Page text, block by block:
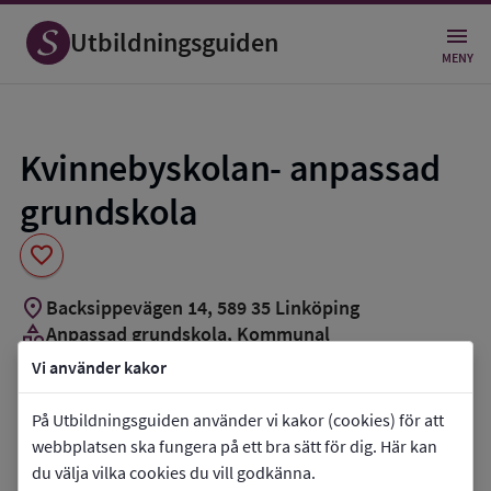
Vi använder kakor
På Utbildningsguiden använder vi kakor (cookies) för att
webbplatsen ska fungera på ett bra sätt för dig. Här kan
du välja vilka cookies du vill godkänna.
Utbildningsguiden MENY
Kvinnebyskolan- anpassad
grundskola
favorite
Spara
som
favorit
location_on Backsippevägen 14, 589 35 Linköping
categoryAnpassad grundskola, Kommunal
Vill du kontakta skolan?
phoneTelefon:013-205536
mail E-post: lena.norman@utb.linkoping.se